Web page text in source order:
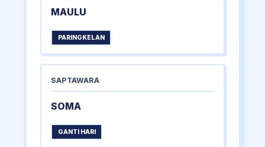
MAULU
PARINGKELAN
SAPTAWARA
SOMA
GANTI HARI